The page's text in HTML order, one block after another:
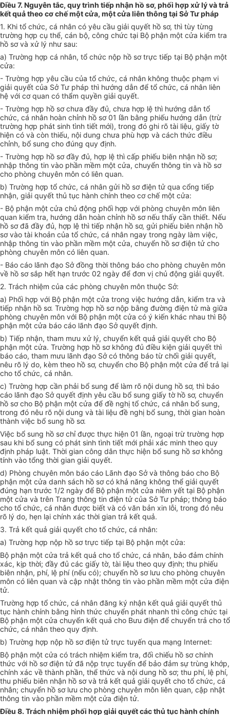
Điều 7. Nguyên tắc, quy trình tiếp nhận hồ sơ, phối hợp xử lý và trả
kết quả theo cơ chế một cửa, một cửa liên thông tại Sở Tư pháp
1. Khi tổ chức, cá nhân có yêu cầu giải quyết hồ sơ, thì tùy từng
trường hợp cụ thể, cán bộ, công chức tại Bộ phận một cửa kiểm tra
hồ sơ và xử lý như sau:
a) Trường hợp cá nhân, tổ chức nộp hồ sơ trực tiếp tại Bộ phận một
cửa:
- Trường hợp yêu cầu của tổ chức, cá nhân không thuộc phạm vi
giải quyết của Sở Tư pháp thì hướng dẫn để tổ chức, cá nhân liên
hệ với cơ quan có thẩm quyền giải quyết.
- Trường hợp hồ sơ chưa đầy đủ, chưa hợp lệ thì hướng dẫn tổ
chức, cá nhân hoàn chỉnh hồ sơ 01 lần bằng phiếu hướng dẫn (trừ
trường hợp phát sinh tình tiết mới), trong đó ghi rõ tài liệu, giấy tờ
hiện có và còn thiếu, nội dung chưa phù hợp và cách thức điều
chỉnh, bổ sung cho đúng quy định.
- Trường hợp hồ sơ đầy đủ, hợp lệ thì cấp phiếu biên nhận hồ sơ;
nhập thông tin vào phần mềm một cửa, chuyển thông tin và hồ sơ
cho phòng chuyên môn có liên quan.
b) Trường hợp tổ chức, cá nhân gửi hồ sơ điện tử qua cổng tiếp
nhận, giải quyết thủ tục hành chính theo cơ chế một cửa:
- Bộ phận một cửa chủ động phối hợp với phòng chuyên môn liên
quan kiểm tra, hướng dẫn hoàn chỉnh hồ sơ nếu thấy cần thiết. Nếu
hồ sơ đã đầy đủ, hợp lệ thì tiếp nhận hồ sơ, gửi phiếu biên nhận hồ
sơ vào tài khoản của tổ chức, cá nhân ngay trong ngày làm việc,
nhập thông tin vào phần mềm một cửa, chuyển hồ sơ điện tử cho
phòng chuyên môn có liên quan.
- Báo cáo lãnh đạo Sở đồng thời thông báo cho phòng chuyên môn
về hồ sơ sắp hết hạn trước 02 ngày để đơn vị chủ động giải quyết.
2. Trách nhiệm của các phòng chuyên môn thuộc Sở:
a) Phối hợp với Bộ phận một cửa trong việc hướng dẫn, kiểm tra và
tiếp nhận hồ sơ. Trường hợp hồ sơ nộp bằng đường điện tử mà giữa
phòng chuyên môn với Bộ phận một cửa có ý kiến khác nhau thì Bộ
phận một cửa báo cáo lãnh đạo Sở quyết định.
b) Tiếp nhận, tham mưu xử lý, chuyển kết quả giải quyết cho Bộ
phận một cửa. Trường hợp hồ sơ không đủ điều kiện giải quyết thì
báo cáo, tham mưu lãnh đạo Sở có thông báo từ chối giải quyết,
nêu rõ lý do, kèm theo hồ sơ, chuyển cho Bộ phận một cửa để trả lại
cho tổ chức, cá nhân.
c) Trường hợp cần phải bổ sung để làm rõ nội dung hồ sơ, thì báo
cáo lãnh đạo Sở quyết định yêu cầu bổ sung giấy tờ hồ sơ, chuyển
hồ sơ cho Bộ phận một cửa để đề nghị tổ chức, cá nhân bổ sung,
trong đó nêu rõ nội dung và tài liệu đề nghị bổ sung, thời gian hoàn
thành việc bổ sung hồ sơ.
Việc bổ sung hồ sơ chỉ được thực hiện 01 lần, ngoại trừ trường hợp
sau khi bổ sung có phát sinh tình tiết mới phải xác minh theo quy
định pháp luật. Thời gian công dân thực hiện bổ sung hồ sơ không
tính vào tổng thời gian giải quyết.
d) Phòng chuyên môn báo cáo Lãnh đạo Sở và thông báo cho Bộ
phận một cửa danh sách hồ sơ có khả năng không thể giải quyết
đúng hạn trước 1/2 ngày để Bộ phận một cửa niêm yết tại Bộ phận
một cửa và trên Trang thông tin điện tử của Sở Tư pháp; thông báo
cho tổ chức, cá nhân được biết và có văn bản xin lỗi, trong đó nêu
rõ lý do, hẹn lại chính xác thời gian trả kết quả.
3. Trả kết quả giải quyết cho tổ chức, cá nhân:
a) Trường hợp nộp hồ sơ trực tiếp tại Bộ phận một cửa:
Bộ phận một cửa trả kết quả cho tổ chức, cá nhân, bảo đảm chính
xác, kịp thời; đầy đủ các giấy tờ, tài liệu theo quy định; thu phiếu
biên nhận, phí, lệ phí (nếu có); chuyển hồ sơ lưu cho phòng chuyên
môn có liên quan và cập nhật thông tin vào phần mềm một cửa điện
tử.
Trường hợp tổ chức, cá nhân đăng ký nhận kết quả giải quyết thủ
tục hành chính bằng hình thức chuyển phát nhanh thì công chức tại
Bộ phận một cửa chuyển kết quả cho Bưu điện để chuyển trả cho tổ
chức, cá nhân theo quy định.
b) Trường hợp nộp hồ sơ điện tử trực tuyến qua mạng Internet:
Bộ phận một cửa có trách nhiệm kiểm tra, đối chiếu hồ sơ chính
thức với hồ sơ điện tử đã nộp trực tuyến để bảo đảm sự trùng khớp,
chính xác về thành phần, thể thức và nội dung hồ sơ; thu phí, lệ phí,
thu phiếu biên nhận hồ sơ và trả kết quả giải quyết cho tổ chức, cá
nhân; chuyển hồ sơ lưu cho phòng chuyên môn liên quan, cập nhật
thông tin vào phần mềm một cửa điện tử.
Điều 8. Trách nhiệm phối hợp giải quyết các thủ tục hành chính